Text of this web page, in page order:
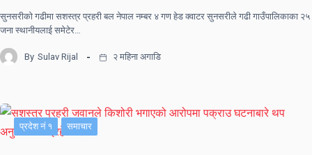
सुनसरीकाे गढीमा सशस्त्र प्रहरी बल नेपाल नम्बर ४ गण हेड क्वाटर सुनसरीले गढी गाउँपालिकाका २५
जना स्थानीयलाई समेटेर…
By Sulav Rijal २ महिना अगाडि
प्रदेश नं १ समाचार